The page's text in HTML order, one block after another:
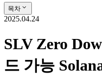
목차
2025.04.24
SLV Zero
드 가능